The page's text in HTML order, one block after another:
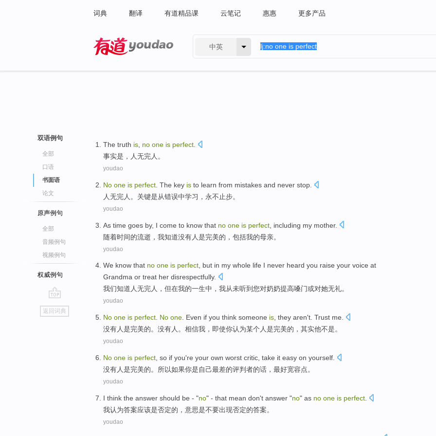
词典 翻译 有道精品课 云笔记 惠惠 更多产品
中英
双语例句
全部
口语
书面语
论文
原声例句
全部
音频例句
视频例句
权威例句
go
top
返回词典
The truth is no one is perfect
事实是，人无完人。
youdao
No one is perfect . The key is to learn from mistakes and never stop.
人无完人。关键是从错误中学习，永不止步。
youdao
As time goes by, I come to know that no one is perfect , including my mother.
随着时间的流逝，我知道没有人是完美的，包括我的母亲。
youdao
We know that no one is perfect, but in my whole life I never heard you raise your voice at
Grandma or treat her disrespectfully.
我们知道人无完人，但在我的一生中，我从未听到您对奶奶提高嗓门或对她无礼。
youdao
No one is perfect No one Even if you think someone is they aren't. Trust me
没有人是完美的。没有人。 相信我， 即使你认为某个人是完美的，其实他不是。
youdao
No one is perfect so if you're your own worst critic , take it easy on yourself.
没有人是完美的。 所以如果你是自己最差的评判者的话，最好宽容点。
youdao
I think the answer should be - "no" - that mean don't answer "no" as no one is perfect
我认为答案应该是否定的， 意思是不要出现否定的答案。
youdao